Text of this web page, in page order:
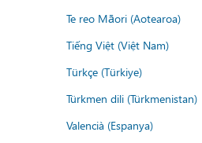
Te reo Māori (Aotearoa)
Tiếng Việt (Việt Nam)
Türkçe (Türkiye)
Türkmen dili (Türkmenistan)
Valencià (Espanya)